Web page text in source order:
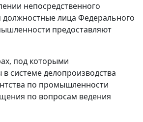
непосредственного
должностные лица Федерального
предоставляют
под которыми
системе делопроизводства
по промышленности
по вопросам ведения